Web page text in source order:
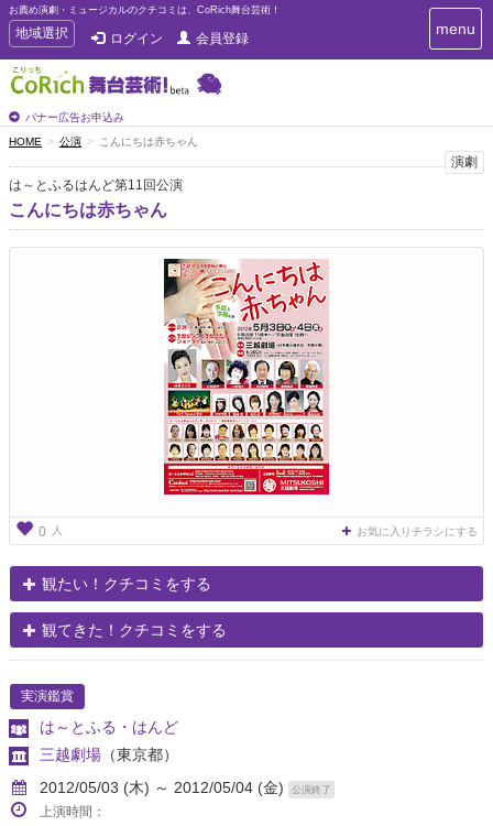
お薦め演劇・ミュージカルのクチコミは、CoRich舞台芸術！
T
o
g
g
e
n
a
v
i
g
地域選択 ログイン 会員登録
バナー広告お申込み
T
o
i
g
menu
HOME 公演 こんにちは赤ちゃん
演劇
は～とふるはんど第11回公演
こんにちは赤ちゃん
0 人 お気に入りチラシにする
観たい！クチコミをする
観てきた！クチコミをする
実演鑑賞
は～とふる・はんど
三越劇場 （東京都）
2012/05/03 (木) ～ 2012/05/04 (金)
公演終了
上演時間：